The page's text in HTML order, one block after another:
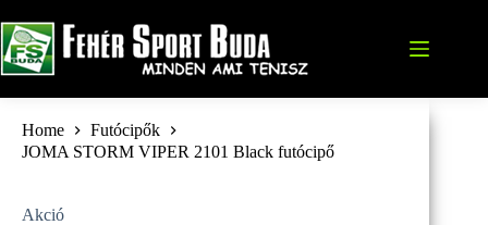
to
content
Home
Futócipők
JOMA STORM VIPER 2101 Black futócipő
Akció